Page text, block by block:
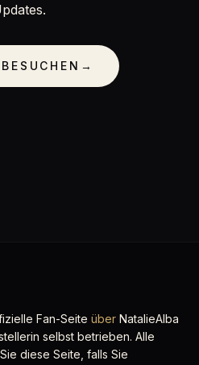
→
Fan-Seite über NatalieAlba
selbst betrieben. Alle
diese Seite, falls Sie